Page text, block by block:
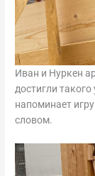
Иван и Нуркен
достигли
напоминает
словом.